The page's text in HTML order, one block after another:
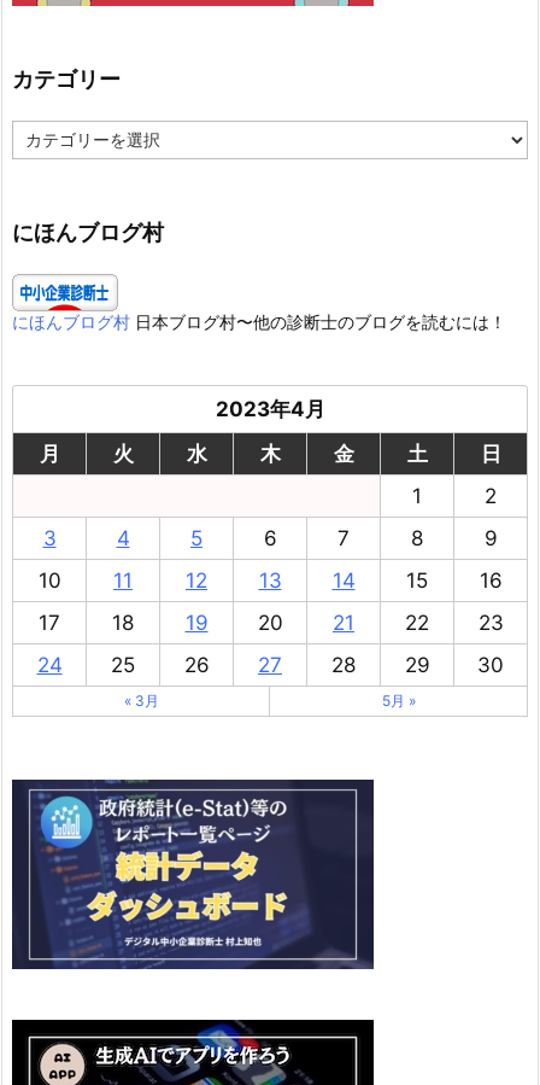
カテゴリー
テ
ー
にほんブログ村
にほんブログ村 日本ブログ村〜他の診断士のブログを読むには！
2023年4月
月
火 水 木 金 土
日
1
2
3
4 5 6 7 8
9
10
11 12 13 14 15
16
17
18 19 20 21 22
23
24
25 26 27 28 29 30
« 3月 5月 »